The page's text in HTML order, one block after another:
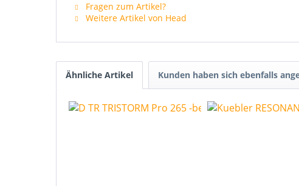
Fragen zum Artikel?
Weitere Artikel von Head
Ähnliche Artikel Kunden haben sich ebenfalls